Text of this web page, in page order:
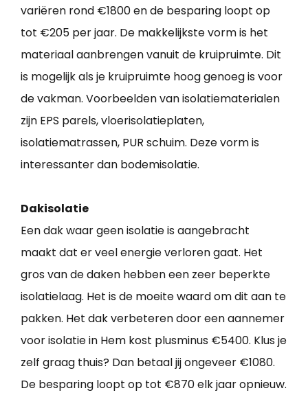
variëren rond €1800 en de besparing loopt op
tot €205 per jaar. De makkelijkste vorm is het
materiaal aanbrengen vanuit de kruipruimte. Dit
is mogelijk als je kruipruimte hoog genoeg is voor
de vakman. Voorbeelden van isolatiematerialen
zijn EPS parels, vloerisolatieplaten,
isolatiematrassen, PUR schuim. Deze vorm is
interessanter dan bodemisolatie.
Dakisolatie
Een dak waar geen isolatie is aangebracht
maakt dat er veel energie verloren gaat. Het
gros van de daken hebben een zeer beperkte
isolatielaag. Het is de moeite waard om dit aan te
pakken. Het dak verbeteren door een aannemer
voor isolatie in Hem kost plusminus €5400. Klus je
zelf graag thuis? Dan betaal jij ongeveer €1080.
De besparing loopt op tot €870 elk jaar opnieuw.